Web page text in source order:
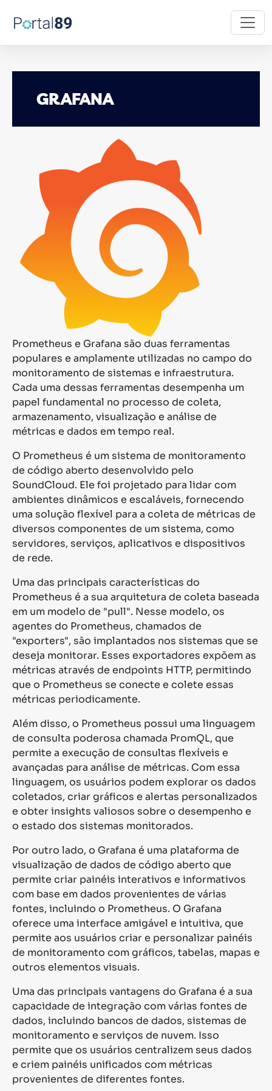
GRAFANA
Prometheus e Grafana são duas ferramentas
populares e amplamente utilizadas no campo do
monitoramento de sistemas e infraestrutura.
Cada uma dessas ferramentas desempenha um
papel fundamental no processo de coleta,
armazenamento, visualização e análise de
métricas e dados em tempo real.
O Prometheus é um sistema de monitoramento
de código aberto desenvolvido pelo
SoundCloud. Ele foi projetado para lidar com
ambientes dinâmicos e escaláveis, fornecendo
uma solução flexível para a coleta de métricas de
diversos componentes de um sistema, como
servidores, serviços, aplicativos e dispositivos
de rede.
Uma das principais características do
Prometheus é a sua arquitetura de coleta baseada
em um modelo de "pull". Nesse modelo, os
agentes do Prometheus, chamados de
"exporters", são implantados nos sistemas que se
deseja monitorar. Esses exportadores expõem as
métricas através de endpoints HTTP, permitindo
que o Prometheus se conecte e colete essas
métricas periodicamente.
Além disso, o Prometheus possui uma linguagem
de consulta poderosa chamada PromQL, que
permite a execução de consultas flexíveis e
avançadas para análise de métricas. Com essa
linguagem, os usuários podem explorar os dados
coletados, criar gráficos e alertas personalizados
e obter insights valiosos sobre o desempenho e
o estado dos sistemas monitorados.
Por outro lado, o Grafana é uma plataforma de
visualização de dados de código aberto que
permite criar painéis interativos e informativos
com base em dados provenientes de várias
fontes, incluindo o Prometheus. O Grafana
oferece uma interface amigável e intuitiva, que
permite aos usuários criar e personalizar painéis
de monitoramento com gráficos, tabelas, mapas e
outros elementos visuais.
Uma das principais vantagens do Grafana é a sua
capacidade de integração com várias fontes de
dados, incluindo bancos de dados, sistemas de
monitoramento e serviços de nuvem. Isso
permite que os usuários centralizem seus dados
e criem painéis unificados com métricas
provenientes de diferentes fontes.